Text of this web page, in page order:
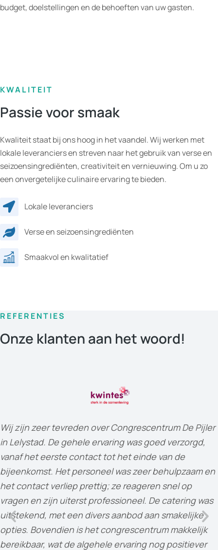
budget, doelstellingen en de behoeften van uw gasten.
KWALITEIT
Passie voor smaak
Kwaliteit staat bij ons hoog in het vaandel. Wij werken met
lokale leveranciers en streven naar het gebruik van verse en
seizoensingrediënten, creativiteit en vernieuwing. Om u zo
een onvergetelijke culinaire ervaring te bieden.
Lokale leveranciers
Verse en seizoensingrediënten
Smaakvol en kwalitatief
REFERENTIES
Onze klanten aan het woord!
Wij zijn zeer tevreden over Congrescentrum De Pijler
in Lelystad. De gehele ervaring was goed verzorgd,
vanaf het eerste contact tot het einde van de
bijeenkomst. Het personeel was zeer behulpzaam en
het contact verliep prettig; ze reageren snel op
vragen en zijn uiterst professioneel. De catering was
uitstekend, met een divers aanbod aan smakelijke
opties. Bovendien is het congrescentrum makkelijk
bereikbaar, wat de algehele ervaring nog positiever